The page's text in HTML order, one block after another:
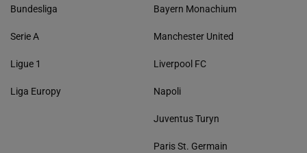
Bundesliga
Serie A
Ligue 1
Liga Europy
Bayern Monachium
Manchester United
Liverpool FC
Napoli
Juventus Turyn
Paris St. Germain